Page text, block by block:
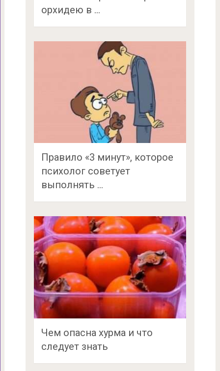
орхидею в …
Правило «3 минут», которое
психолог советует
выполнять …
Чем опасна хурма и что
следует знать